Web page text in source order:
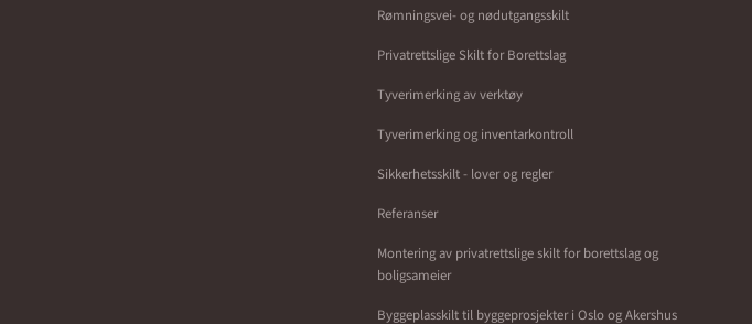
Rømningsvei- og nødutgangsskilt
Privatrettslige Skilt for Borettslag
Tyverimerking av verktøy
Tyverimerking og inventarkontroll
Sikkerhetsskilt - lover og regler
Referanser
Montering av privatrettslige skilt for borettslag og
boligsameier
Byggeplasskilt til byggeprosjekter i Oslo og Akershus